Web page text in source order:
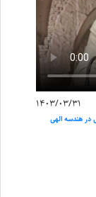
1403/03/31
در هندسه الهی